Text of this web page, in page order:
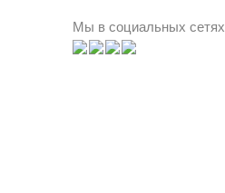
Мы в социальных сетях